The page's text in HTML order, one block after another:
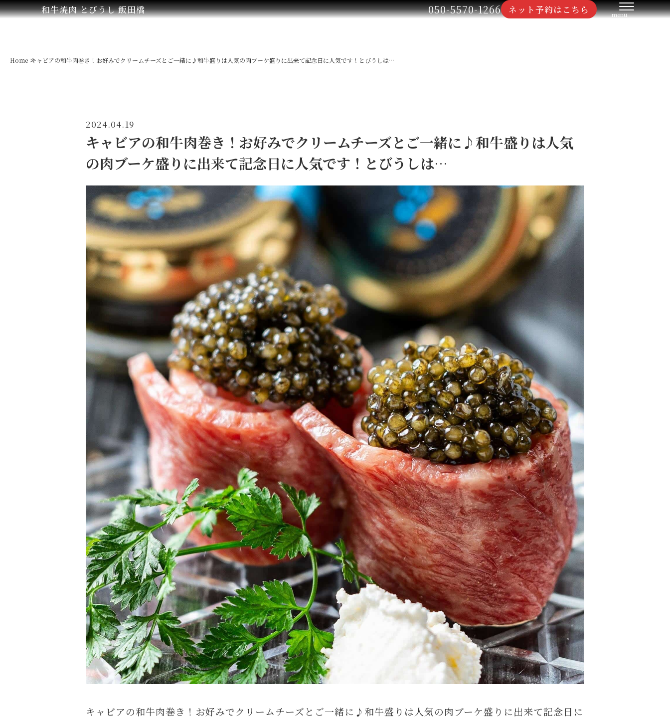
和牛焼肉 とびうし 飯田橋 050-5570-1266 ネット予約はこちら
Home キャビアの和牛肉巻き！お好みでクリームチーズとご一緒に♪和牛盛りは人気の肉ブーケ盛りに出来て記念日に人気です！とびうしは…
2024.04.19
キャビアの和牛肉巻き！お好みでクリームチーズとご一緒に♪和牛盛りは人気
の肉ブーケ盛りに出来て記念日に人気です！とびうしは…
キャビアの和牛肉巻き！お好みでクリームチーズとご一緒に♪和牛盛りは人気の肉ブーケ盛りに出来て記念日に